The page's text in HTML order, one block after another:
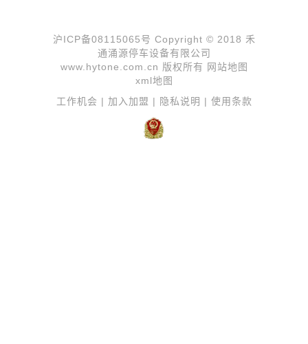
沪ICP备08115065号 Copyright © 2018 禾
通涌源停车设备有限公司
www.hytone.com.cn 版权所有 网站地图
xml地图
工作机会 | 加入加盟 | 隐私说明 | 使用条款